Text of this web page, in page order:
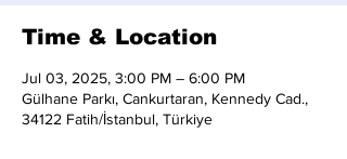
Time & Location
Jul 03, 2025, 3:00 PM – 6:00 PM
Gülhane Parkı, Cankurtaran, Kennedy Cad.,
34122 Fatih/İstanbul, Türkiye